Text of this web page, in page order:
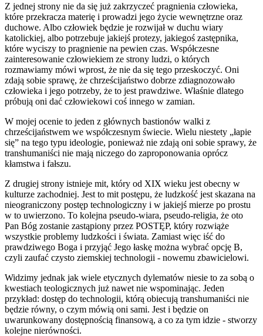
Z jednej strony nie da się już zakrzyczeć pragnienia człowieka,
które przekracza materię i prowadzi jego życie wewnętrzne oraz
duchowe. Albo człowiek będzie je rozwijał w duchu wiary
katolickiej, albo potrzebuje jakiejś protezy, jakiegoś zastępnika,
które wyciszy to pragnienie na pewien czas. Współczesne
zainteresowanie człowiekiem ze strony ludzi, o których
rozmawiamy mówi wprost, że nie da się tego przeskoczyć. Oni
zdają sobie sprawę, że chrześcijaństwo dobrze zdiagnozowało
człowieka i jego potrzeby, że to jest prawdziwe. Właśnie dlatego
próbują oni dać człowiekowi coś innego w zamian.
W mojej ocenie to jeden z głównych bastionów walki z
chrześcijaństwem we współczesnym świecie. Wielu niestety „łapie
się” na tego typu ideologie, ponieważ nie zdają oni sobie sprawy, że
transhumaniści nie mają niczego do zaproponowania oprócz
kłamstwa i fałszu.
Z drugiej strony istnieje mit, który od XIX wieku jest obecny w
kulturze zachodniej. Jest to mit postępu, że ludzkość jest skazana na
nieograniczony postęp technologiczny i w jakiejś mierze po prostu
w to uwierzono. To kolejna pseudo-wiara, pseudo-religia, że oto
Pan Bóg zostanie zastąpiony przez POSTĘP, który rozwiąże
wszystkie problemy ludzkości i świata. Zamiast więc iść do
prawdziwego Boga i przyjąć Jego łaskę można wybrać opcję B,
czyli zaufać czysto ziemskiej technologii - nowemu zbawicielowi.
Widzimy jednak jak wiele etycznych dylematów niesie to za sobą o
kwestiach teologicznych już nawet nie wspominając. Jeden
przykład: dostęp do technologii, którą obiecują transhumaniści nie
będzie równy, o czym mówią oni sami. Jest i będzie on
uwarunkowany dostępnością finansową, a co za tym idzie - stworzy
kolejne nierówności.